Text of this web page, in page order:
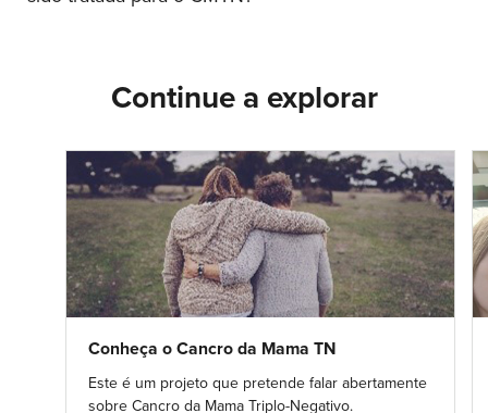
Continue a explorar
Conheça o Cancro da Mama TN
Este é um projeto que pretende falar abertamente
sobre Cancro da Mama Triplo-Negativo.